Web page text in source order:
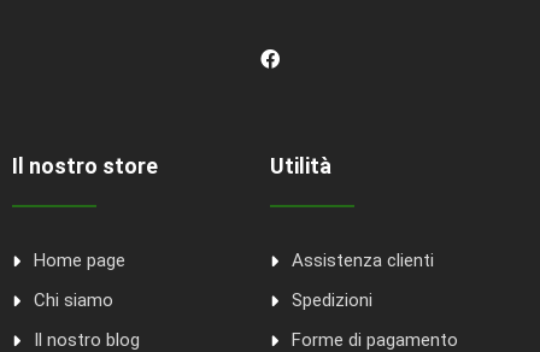
Il nostro store
Home page
Chi siamo
Il nostro blog
Utilità
Assistenza clienti
Spedizioni
Forme di pagamento